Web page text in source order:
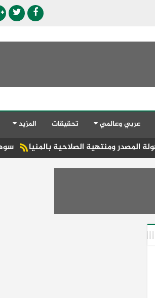
عربي وعالمي تحقيقات المزيد
سوهاج.. إصابة